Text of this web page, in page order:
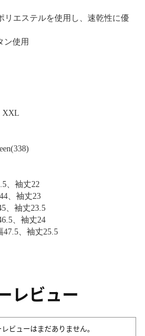
リエステルを使用し、速乾性に優
ン使用
XXL
、袖丈22
、袖丈23
、袖丈23.5
、袖丈24
、袖丈25.5
レビュー
ビューはまだありません。